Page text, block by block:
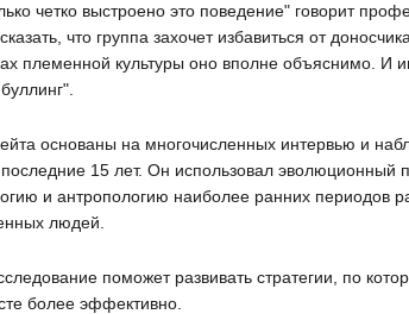
четко выстроено это поведение" говорит
что группа захочет избавиться от
племенной культуры оно вполне объяснимо. И
основаны на многочисленных интервью и
15 лет. Он использовал эволюционный
и антропологию наиболее ранних периодов
людей.
поможет развивать стратегии, по
более эффективно.